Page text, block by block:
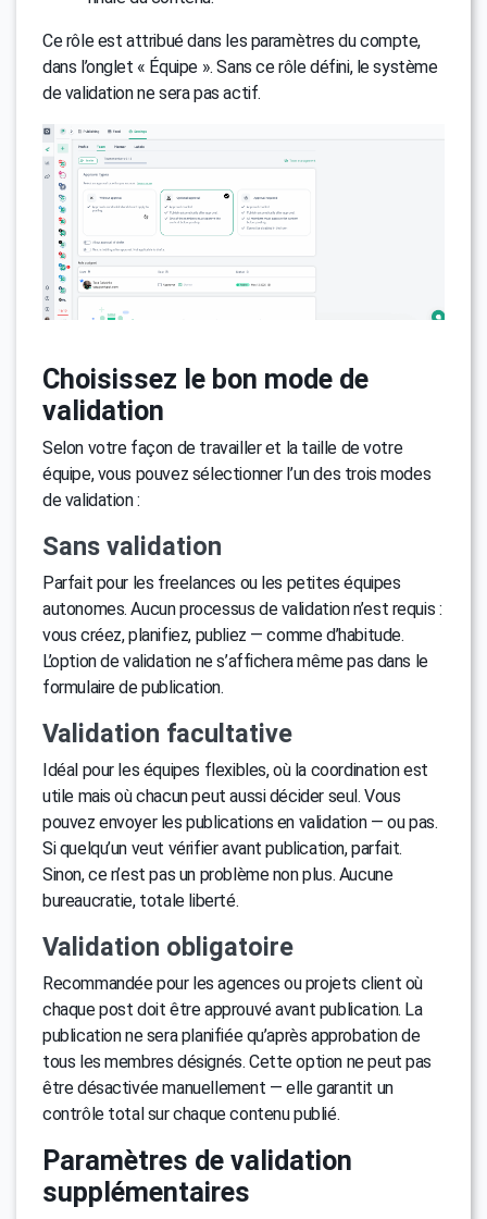
Ce rôle est attribué dans les paramètres du compte,
dans l’onglet « Équipe ». Sans ce rôle défini, le système
de validation ne sera pas actif.
Choisissez le bon mode de
validation
Selon votre façon de travailler et la taille de votre
équipe, vous pouvez sélectionner l’un des trois modes
de validation :
Sans validation
Parfait pour les freelances ou les petites équipes
autonomes. Aucun processus de validation n’est requis :
vous créez, planifiez, publiez — comme d’habitude.
L’option de validation ne s’affichera même pas dans le
formulaire de publication.
Validation facultative
Idéal pour les équipes flexibles, où la coordination est
utile mais où chacun peut aussi décider seul. Vous
pouvez envoyer les publications en validation — ou pas.
Si quelqu’un veut vérifier avant publication, parfait.
Sinon, ce n’est pas un problème non plus. Aucune
bureaucratie, totale liberté.
Validation obligatoire
Recommandée pour les agences ou projets client où
chaque post doit être approuvé avant publication. La
publication ne sera planifiée qu’après approbation de
tous les membres désignés. Cette option ne peut pas
être désactivée manuellement — elle garantit un
contrôle total sur chaque contenu publié.
Paramètres de validation
supplémentaires